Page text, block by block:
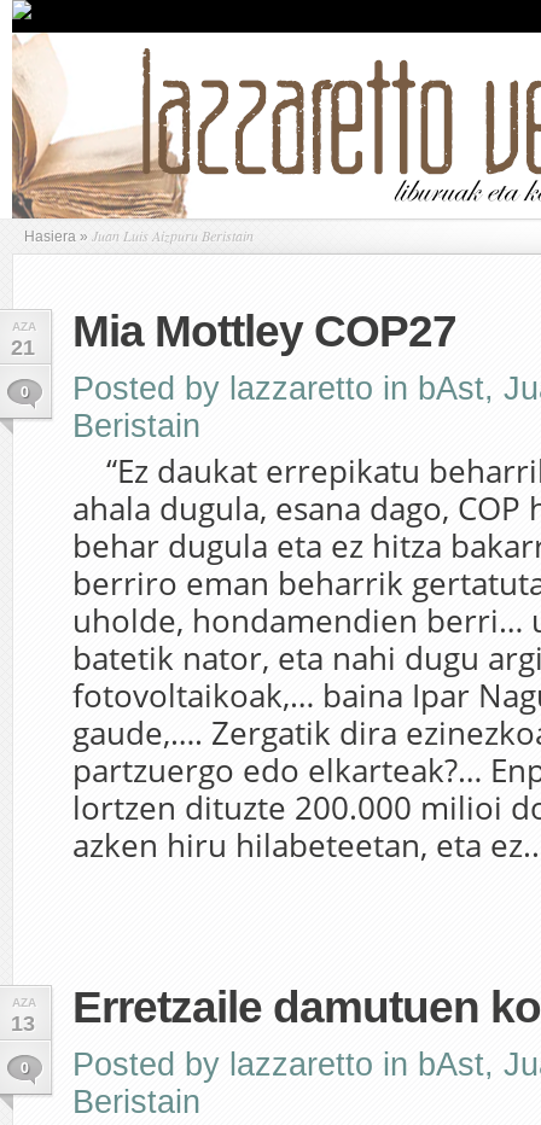
Hasiera » Juan Luis Aizpuru Beristain
AZA
21
0
Mia Mottley COP27
Posted by lazzaretto in bAst,
Beristain
“Ez daukat errepikatu
ahala dugula, esana dago,
behar dugula eta ez hitza
berriro eman beharrik
uholde, hondamendien berri…
batetik nator, eta nahi dugu
fotovoltaikoak,… baina Ipar
gaude,…. Zergatik dira
partzuergo edo elkarteak?…
lortzen dituzte 200.000 milioi
azken hiru hilabeteetan, eta
AZA
13
0
Erretzaile damutuen
Posted by lazzaretto in bAst,
Beristain